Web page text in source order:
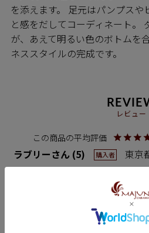
を添えます。 足元はパンプス
と感をだしてコーディネート。
が、あえて明るい色のボトムを
ネススタイルの完成です。
レビュー
ラブリー 5 購入者 東京
以前から気になっていた商品で
ズでした。上下別々でも着れる